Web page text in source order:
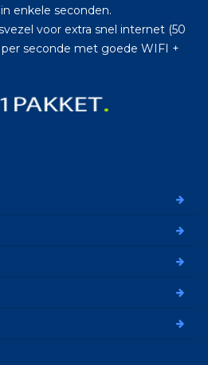
enkele seconden.
voor extra snel internet (50
seconde met goede WIFI +